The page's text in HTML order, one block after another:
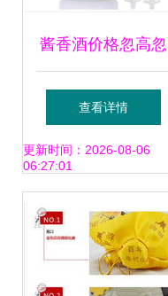
酱香酒价格忽高忽
低，背后是什么原
因？一线经营者教
查看详情
更新时间：2026-08-06
06:27:01